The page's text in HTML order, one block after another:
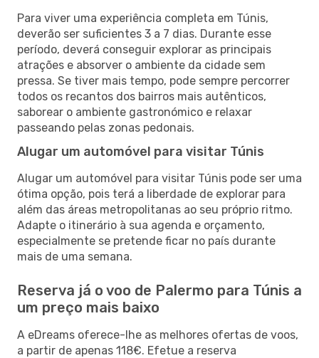
Para viver uma experiência completa em Túnis,
deverão ser suficientes 3 a 7 dias. Durante esse
período, deverá conseguir explorar as principais
atrações e absorver o ambiente da cidade sem
pressa. Se tiver mais tempo, pode sempre percorrer
todos os recantos dos bairros mais autênticos,
saborear o ambiente gastronómico e relaxar
passeando pelas zonas pedonais.
Alugar um automóvel para visitar Túnis
Alugar um automóvel para visitar Túnis pode ser uma
ótima opção, pois terá a liberdade de explorar para
além das áreas metropolitanas ao seu próprio ritmo.
Adapte o itinerário à sua agenda e orçamento,
especialmente se pretende ficar no país durante
mais de uma semana.
Reserva já o voo de Palermo para Túnis a
um preço mais baixo
A eDreams oferece-lhe as melhores ofertas de voos,
a partir de apenas 118€. Efetue a reserva